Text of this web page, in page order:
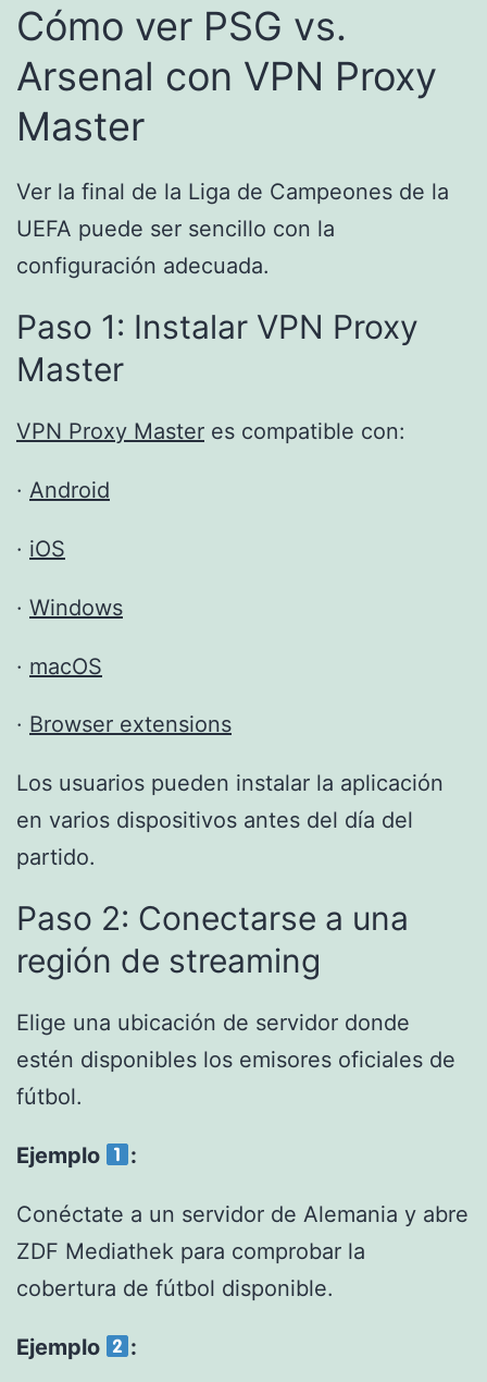
Cómo ver PSG vs.
Arsenal con VPN Proxy
Master
Ver la final de la Liga de Campeones de la
UEFA puede ser sencillo con la
configuración adecuada.
Paso 1: Instalar VPN Proxy
Master
VPN Proxy Master es compatible con:
· Android
· iOS
· Windows
· macOS
· Browser extensions
Los usuarios pueden instalar la aplicación
en varios dispositivos antes del día del
partido.
Paso 2: Conectarse a una
región de streaming
Elige una ubicación de servidor donde
estén disponibles los emisores oficiales de
fútbol.
Ejemplo :
Conéctate a un servidor de Alemania y abre
ZDF Mediathek para comprobar la
cobertura de fútbol disponible.
Ejemplo :